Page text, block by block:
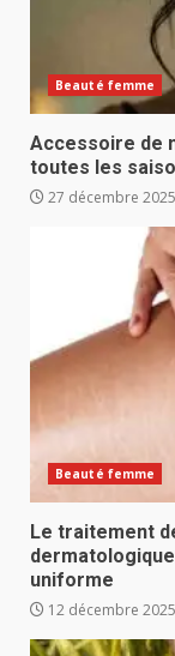
Beauté femme
Accessoire de
toutes les
27 décembre 2025
Beauté femme
Le traitement
uniforme
12 décembre 2025